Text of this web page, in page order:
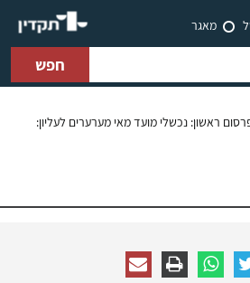
מאגר
חפש
ראשון: נכשלי מועד מאי מערערים לעליון: